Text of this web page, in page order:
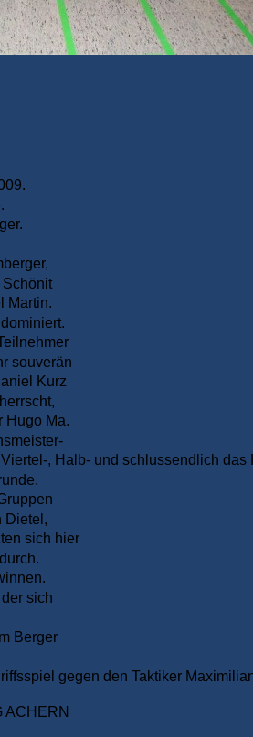
Martin.
souverän
Kurz
Hugo Ma.
, Halb- und schlussendlich das
Dietel,
sich hier
sich
Berger
gegen den Taktiker
ACHERN